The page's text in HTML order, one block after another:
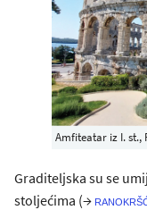
Amfiteatar iz I. st.,
Graditeljska su se
stoljećima (→